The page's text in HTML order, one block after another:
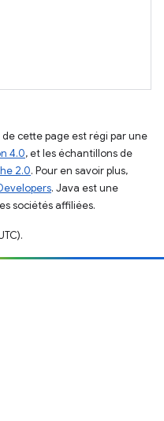
cette page est régi par une
4.0, et les échantillons de
2.0. Pour en savoir plus,
. Java est une
sociétés affiliées.